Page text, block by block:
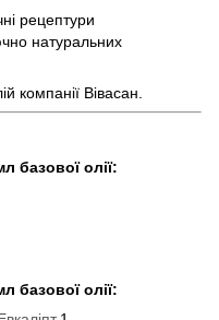
рецептури
натуральних
компанії Вівасан.
базової олії:
базової олії: